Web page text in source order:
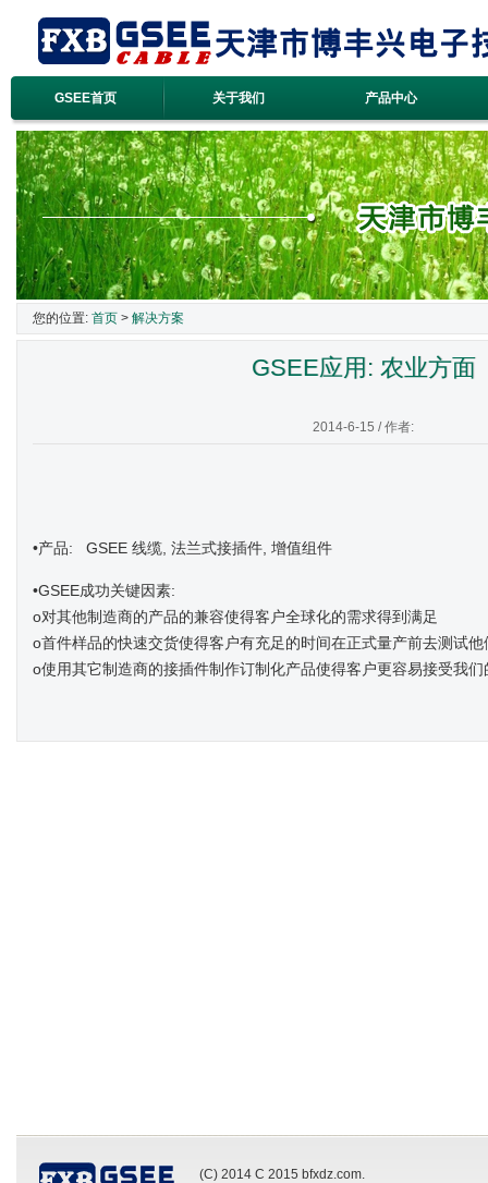
GSEE首页 关于我们 产品中心
您的位置: 首页 > 解决方案
GSEE应用: 农业方面
2014-6-15 / 作者:
•产品: GSEE 线缆, 法兰式接插件, 增值组件
•GSEE成功关键因素:
o对其他制造商的产品的兼容使得客户全球化的需求得到满足
o首件样品的快速交货使得客户有充足的时间在正式量产前去测试他
o使用其它制造商的接插件制作订制化产品使得客户更容易接受我们
(C) 2014 C 2015 bfxdz.com.